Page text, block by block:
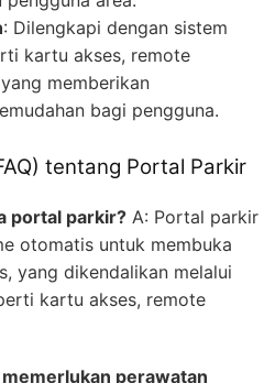
: Dilengkapi dengan sistem
kartu akses, remote
memberikan
bagi pengguna.
tentang Portal Parkir
portal parkir? A: Portal parkir
otomatis untuk membuka
yang dikendalikan melalui
kartu akses, remote
perawatan